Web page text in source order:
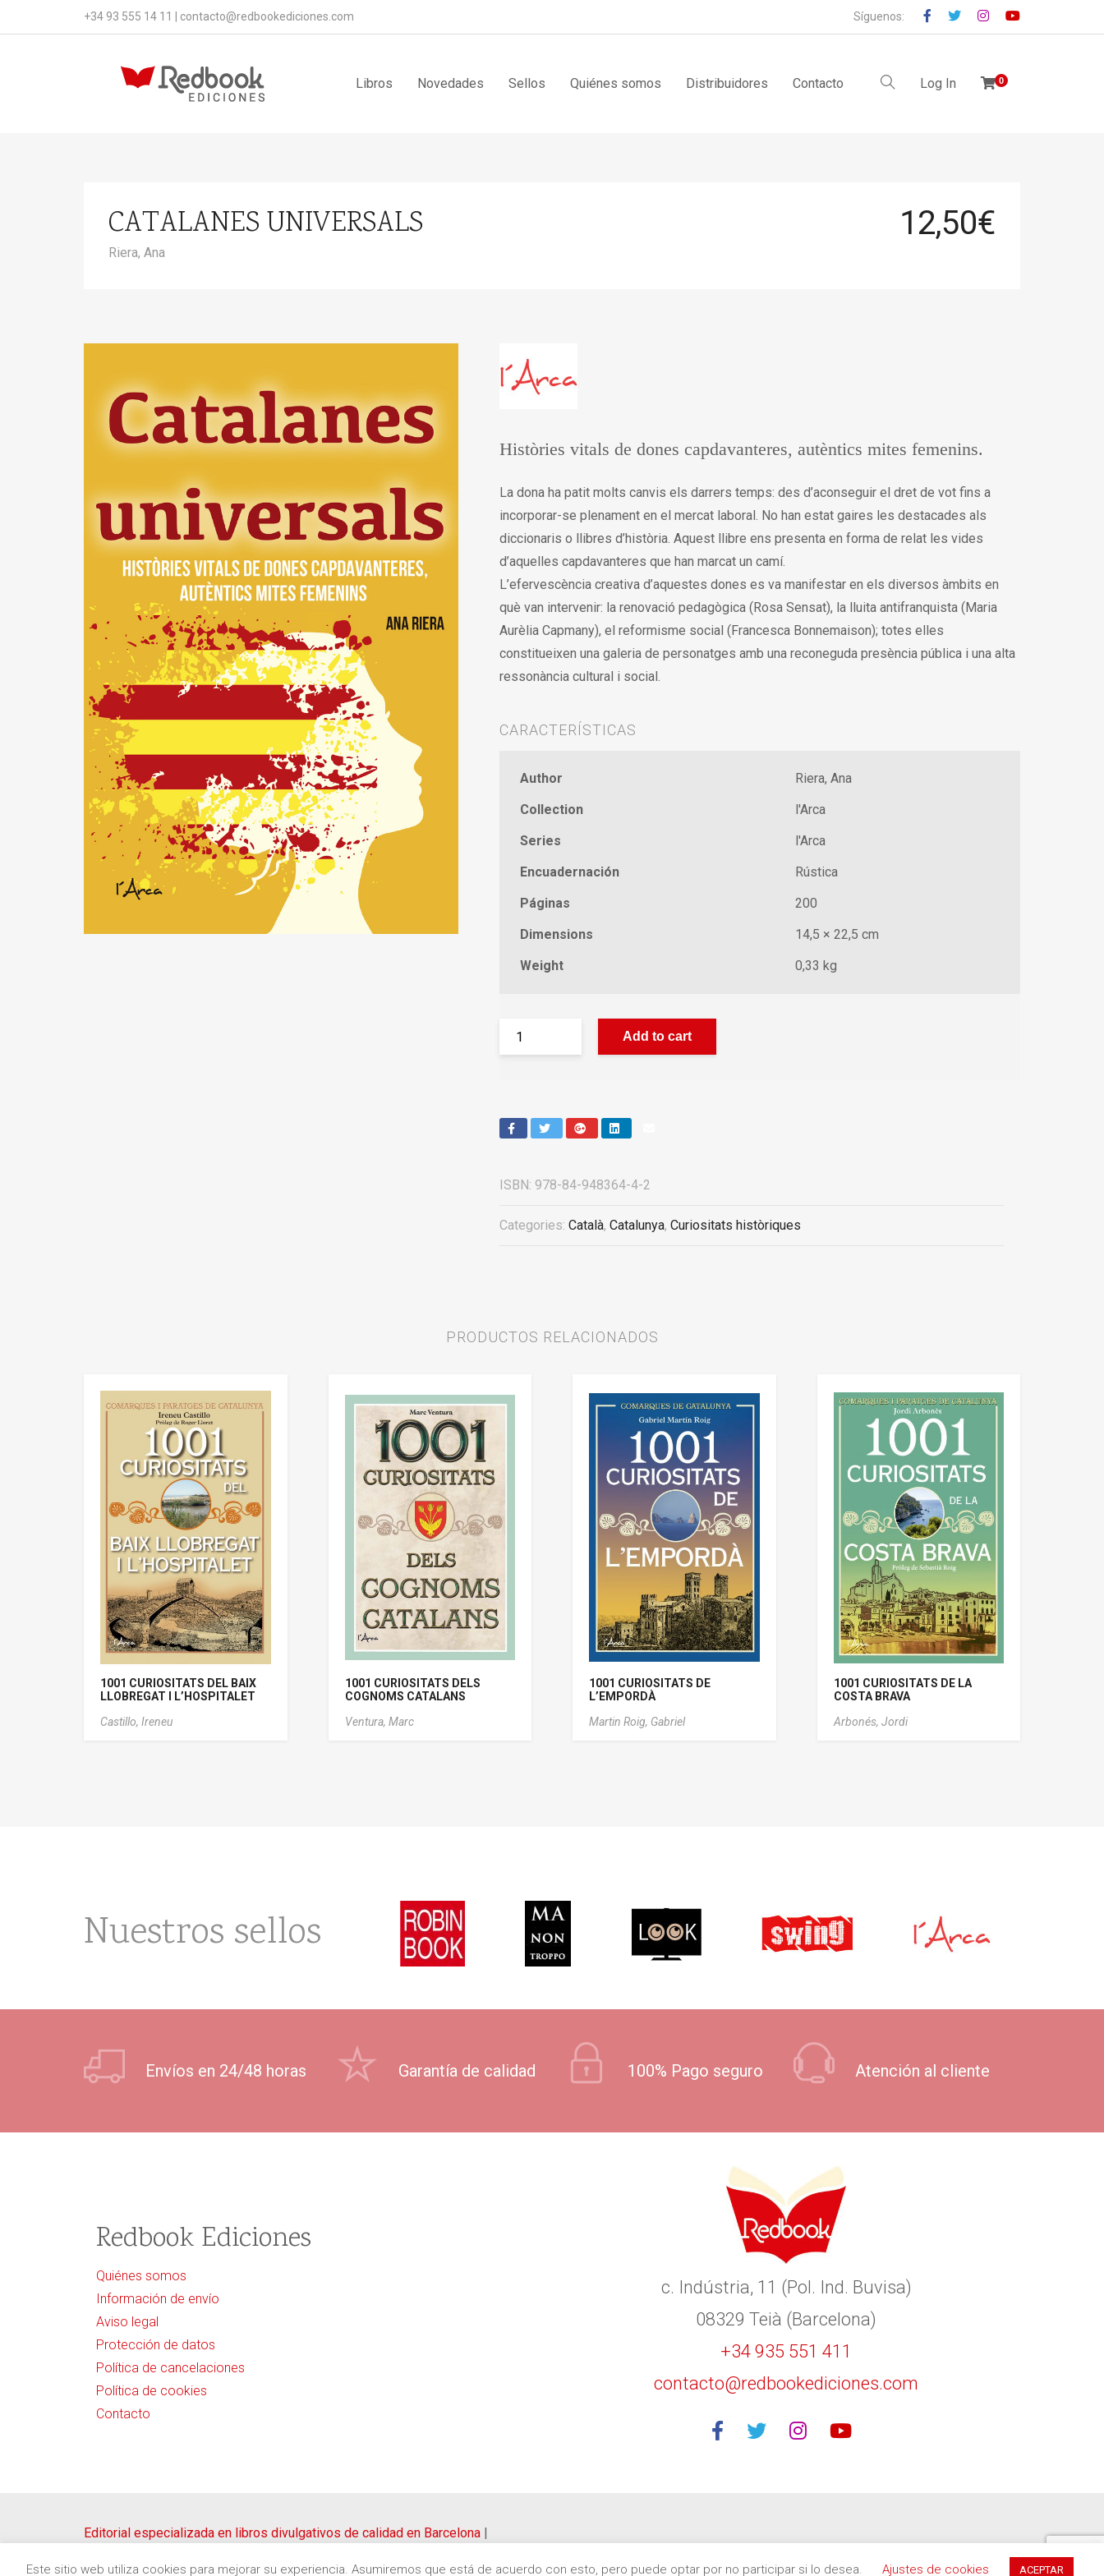
+34 93 555 14 11 contacto@redbookediciones.com Síguenos:
Libros Novedades Sellos Quiénes somos Distribuidores Contacto Log In 0
CATALANES UNIVERSALS
Riera, Ana
12,50€
Històries vitals de dones capdavanteres, autèntics mites femenins.
La dona ha patit molts canvis els darrers temps: des d’aconseguir el dret de vot fins a
incorporar-se plenament en el mercat laboral. No han estat gaires les destacades als
diccionaris o llibres d’història. Aquest llibre ens presenta en forma de relat les vides
d’aquelles capdavanteres que han marcat un camí.
L’efervescència creativa d’aquestes dones es va manifestar en els diversos àmbits en
què van intervenir: la renovació pedagògica (Rosa Sensat), la lluita antifranquista (Maria
Aurèlia Capmany), el reformisme social (Francesca Bonnemaison); totes elles
constitueixen una galeria de personatges amb una reconeguda presència pública i una alta
ressonància cultural i social.
CARACTERÍSTICAS
Author
Riera, Ana
Collection
l'Arca
Series
l'Arca
Encuadernación
Rústica
Páginas
200
Dimensions
14,5 × 22,5 cm
Weight
0,33 kg
Add to cart
ISBN: 978-84-948364-4-2
Categories: Català, Catalunya, Curiositats històriques
PRODUCTOS RELACIONADOS
1001 CURIOSITATS DEL BAIX
LLOBREGAT I L’HOSPITALET
Castillo, Ireneu
1001 CURIOSITATS DELS
COGNOMS CATALANS
Ventura, Marc
1001 CURIOSITATS DE
L’EMPORDÀ
Martin Roig, Gabriel
1001 CURIOSITATS DE LA
COSTA BRAVA
Arbonés, Jordi
Nuestros sellos
Envíos en 24/48 horas Garantía de calidad 100% Pago seguro Atención al cliente
Redbook Ediciones
Quiénes somos
Información de envío
Aviso legal
Protección de datos
Política de cancelaciones
Política de cookies
Contacto
c. Indústria, 11 (Pol. Ind. Buvisa)
08329 Teià (Barcelona)
+34 935 551 411
contacto@redbookediciones.com
Editorial especializada en libros divulgativos de calidad en Barcelona |
Este sitio web utiliza cookies para mejorar su experiencia. Asumiremos que está de acuerdo con esto, pero puede optar por no participar si lo desea. Ajustes de cookies ACEPTAR